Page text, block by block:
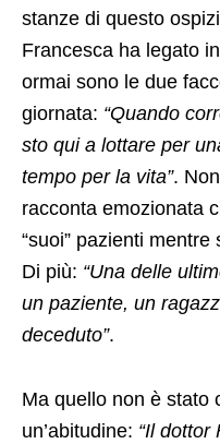
stanze di questo
Francesca ha legato
ormai sono le due
giornata: “Quando
sto qui a lottare per
tempo per la vita”.
racconta emozionata
“suoi” pazienti
Di più: “Una delle
un paziente, un
deceduto”.
Ma quello non è stato
un’abitudine: “Il dottor